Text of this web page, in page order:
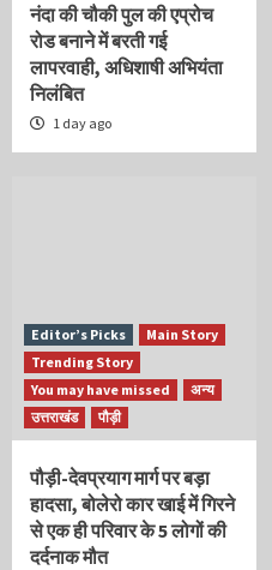
नंदा की चौकी पुल की एप्रोच
रोड बनाने में बरती गई
लापरवाही, अधिशाषी अभियंता
निलंबित
1 day ago
Editor’s Picks
Main Story
Trending Story
You may have missed
अन्य
उत्तराखंड
पौड़ी
पौड़ी-देवप्रयाग मार्ग पर बड़ा
हादसा, बोलेरो कार खाई में गिरने
से एक ही परिवार के 5 लोगों की
दर्दनाक मौत